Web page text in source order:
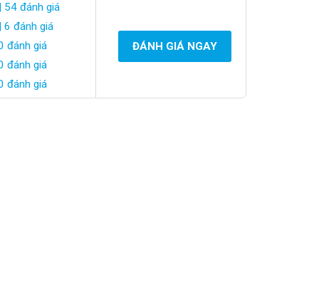
đánh giá
đánh giá
đánh giá
đánh giá
đánh giá
ĐÁNH GIÁ NGAY